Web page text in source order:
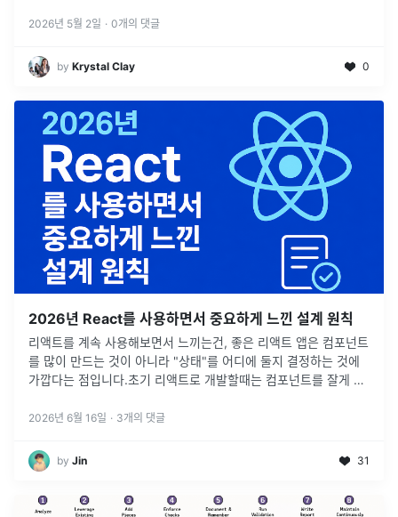
2026년 5월 2일 · 0개의 댓글
by Krystal Clay 0
2026년 React를 사용하면서 중요하게 느낀 설계 원칙
리액트를 계속 사용해보면서 느끼는건, 좋은 리액트 앱은 컴포넌트
를 많이 만드는 것이 아니라 "상태"를 어디에 둘지 결정하는 것에
가깝다는 점입니다.초기 리액트로 개발할때는 컴포넌트를 잘게 나
리액트 개...
2026년 6월 16일 · 3개의 댓글
by Jin 31